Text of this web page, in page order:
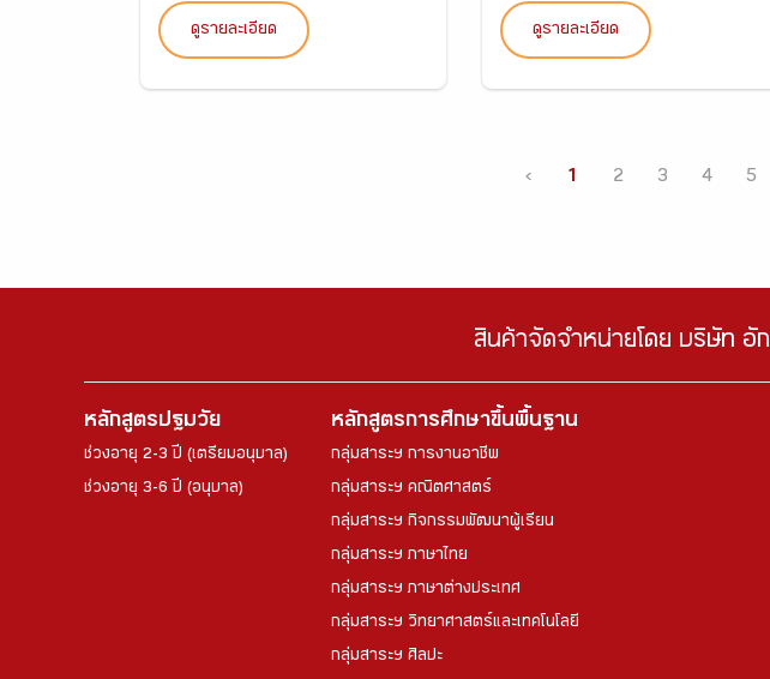
ดูรายละเอียด ดูรายละเอียด
‹ 1 2 3 4 5
สินค้าจัดจำหน่ายโดย บริษัท อั
หลักสูตรปฐมวัย
ช่วงอายุ 2-3 ปี (เตรียมอนุบาล)
ช่วงอายุ 3-6 ปี (อนุบาล)
หลักสูตรการศึกษาขึ้นพื้นฐาน
กลุ่มสาระฯ การงานอาชีพ
กลุ่มสาระฯ คณิตศาสตร์
กลุ่มสาระฯ กิจกรรมพัฒนาผู้เรียน
กลุ่มสาระฯ ภาษาไทย
กลุ่มสาระฯ ภาษาต่างประเทศ
กลุ่มสาระฯ วิทยาศาสตร์และเทคโนโลยี
กลุ่มสาระฯ ศิลปะ